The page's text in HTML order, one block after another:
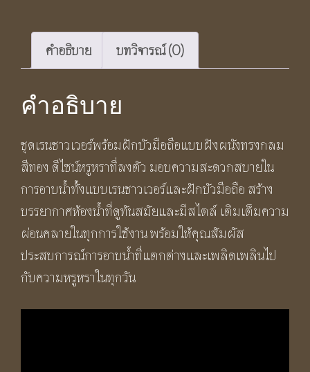
2IN1
EROS
Shower
Set
ชิ้น
คำอธิบาย บทวิจารณ์ (0)
คำอธิบาย
ชุดเรนชาวเวอร์พร้อมฝักบัวมือถือแบบฝังผนังทรงกลม
สีทอง ดีไซน์หรูหราที่ลงตัว มอบความสะดวกสบายใน
การอาบน้ำทั้งแบบเรนชาวเวอร์และฝักบัวมือถือ สร้าง
บรรยากาศห้องน้ำที่ดูทันสมัยและมีสไตล์ เติมเต็มความ
ผ่อนคลายในทุกการใช้งาน พร้อมให้คุณสัมผัส
ประสบการณ์การอาบน้ำที่แตกต่างและเพลิดเพลินไป
กับความหรูหราในทุกวัน